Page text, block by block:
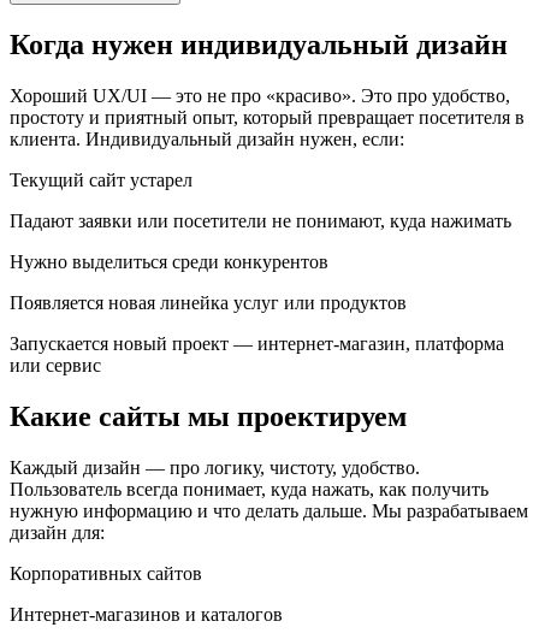
Когда нужен индивидуальный дизайн
Хороший UX/UI — это не про «красиво». Это про удобство,
простоту и приятный опыт, который превращает посетителя в
клиента. Индивидуальный дизайн нужен, если:
Текущий сайт устарел
Падают заявки или посетители не понимают, куда нажимать
Нужно выделиться среди конкурентов
Появляется новая линейка услуг или продуктов
Запускается новый проект — интернет-магазин, платформа
или сервис
Какие сайты мы проектируем
Каждый дизайн — про логику, чистоту, удобство.
Пользователь всегда понимает, куда нажать, как получить
нужную информацию и что делать дальше. Мы разрабатываем
дизайн для:
Корпоративных сайтов
Интернет-магазинов и каталогов